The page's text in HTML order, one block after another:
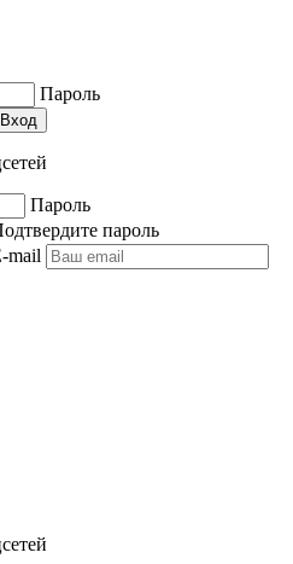
Пароль
Вход
Пароль
пароль
mail